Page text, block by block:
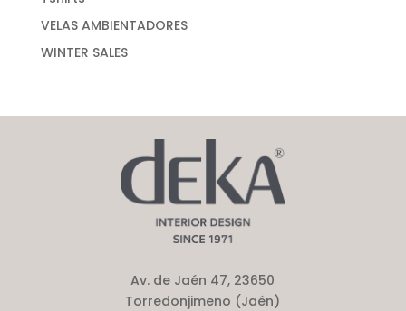
VELAS AMBIENTADORES
WINTER SALES
Av. de Jaén 47, 23650
Torredonjimeno (Jaén)